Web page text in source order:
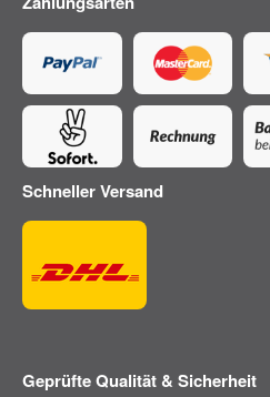
Schneller Versand
Geprüfte Qualität & Sicherheit